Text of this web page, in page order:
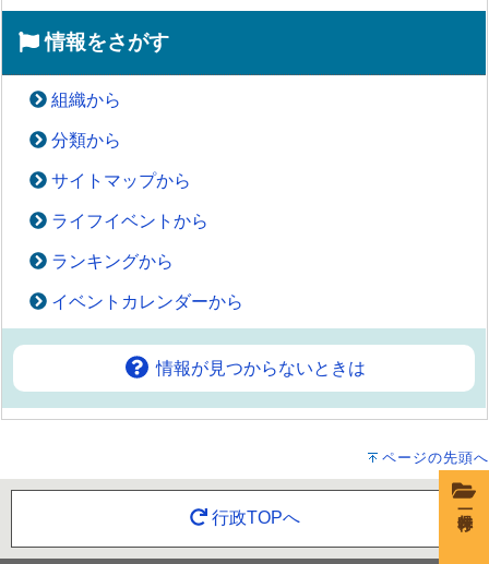
情報をさがす
組織から
分類から
サイトマップから
ライフイベントから
ランキングから
イベントカレンダーから
情報が見つからないときは
ページの先頭へ
行政TOPへ